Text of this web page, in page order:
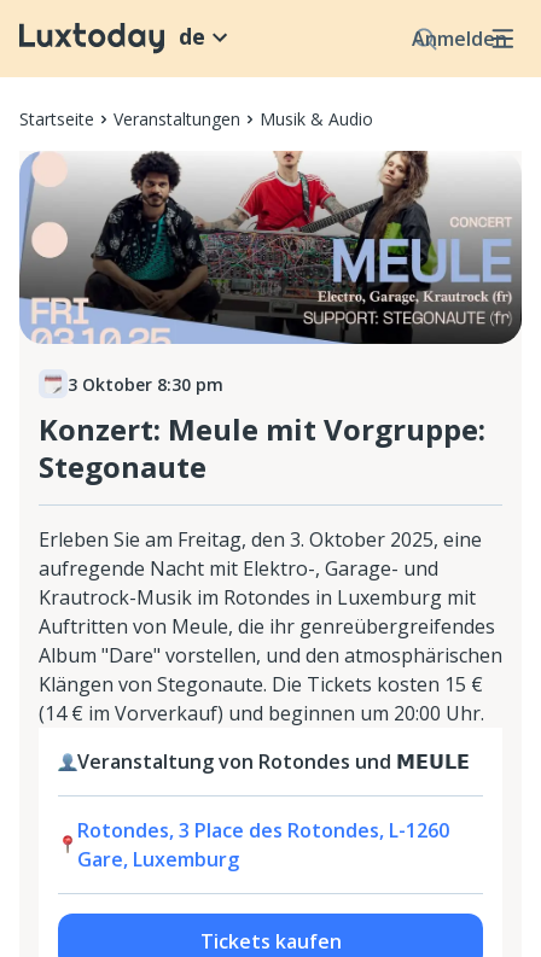
Anmelden
de
Startseite Veranstaltungen Musik & Audio
3 Oktober 8:30 pm
Konzert: Meule mit Vorgruppe:
Stegonaute
Erleben Sie am Freitag, den 3. Oktober 2025, eine
aufregende Nacht mit Elektro-, Garage- und
Krautrock-Musik im Rotondes in Luxemburg mit
Auftritten von Meule, die ihr genreübergreifendes
Album "Dare" vorstellen, und den atmosphärischen
Klängen von Stegonaute. Die Tickets kosten 15 €
(14 € im Vorverkauf) und beginnen um 20:00 Uhr.
Veranstaltung von Rotondes und 𝗠𝗘𝗨𝗟𝗘
Rotondes, 3 Place des Rotondes, L-1260
Gare, Luxemburg
Tickets kaufen